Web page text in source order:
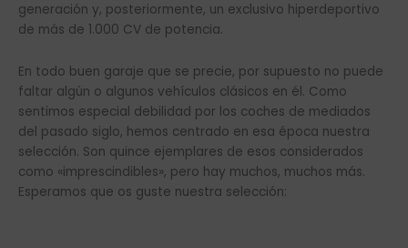
generación y, posteriormente, un exclusivo hiperdeportivo
de más de 1.000 CV de potencia.
En todo buen garaje que se precie, por supuesto no puede
faltar algún o algunos vehículos clásicos en él. Como
sentimos especial debilidad por los coches de mediados
del pasado siglo, hemos centrado en esa época nuestra
selección. Son quince ejemplares de esos considerados
como «imprescindibles», pero hay muchos, muchos más.
Esperamos que os guste nuestra selección: